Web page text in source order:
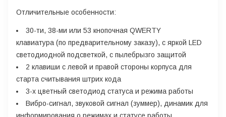
Отличительные особенности:
30-ти, 38-ми или 53 кнопочная QWERTY
клавиатура (по предварительному заказу), с яркой LED
светодиодной подсветкой, c пылебрызго защитой
2 клавиши с левой и правой стороны корпуса для
старта считывания штрих кода
3-х цветный светодиод статуса и режима работы
Вибро-сигнал, звуковой сигнал (зуммер), динамик для